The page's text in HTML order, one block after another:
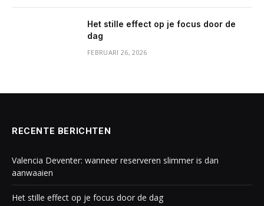
Het stille effect op je focus door de
dag
FEBRUARI 26, 2026
RECENTE BERICHTEN
Valencia Deventer: wanneer reserveren slimmer is dan
aanwaaien
Het stille effect op je focus door de dag